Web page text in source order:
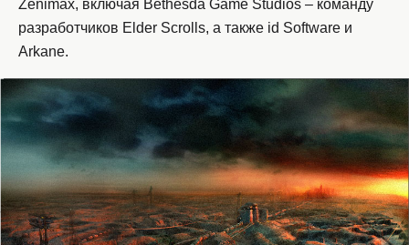
Zenimax, включая Bethesda Game Studios – команду
разработчиков Elder Scrolls, а также id Software и
Arkane.